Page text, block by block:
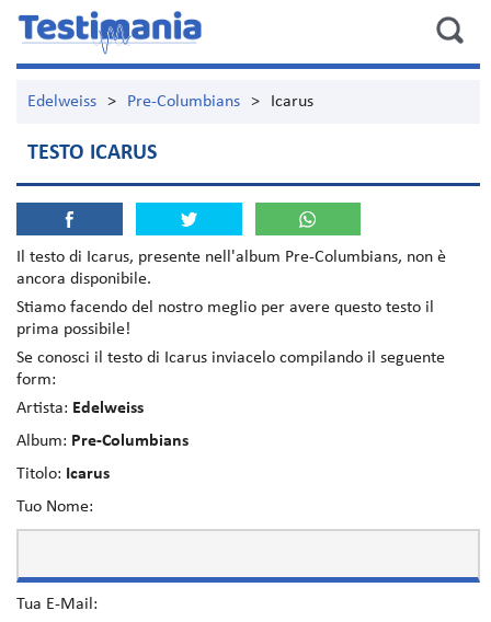
Edelweiss > Pre-Columbians > Icarus
TESTO ICARUS
Il testo di Icarus, presente nell'album Pre-Columbians, non è
ancora disponibile.
Stiamo facendo del nostro meglio per avere questo testo il
prima possibile!
Se conosci il testo di Icarus inviacelo compilando il seguente
form:
Artista: Edelweiss
Album: Pre-Columbians
Titolo: Icarus
Tuo Nome:
Tua E-Mail: